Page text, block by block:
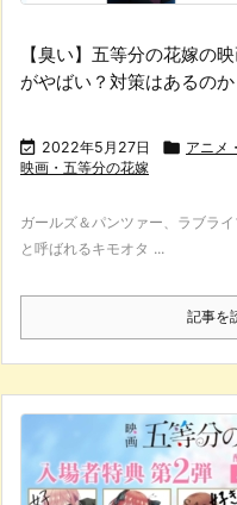
【臭い】五等分の花嫁の
がやばい？対策はあるのか
 2022年5月27日  アニメ
映画・五等分の花嫁
ガールズ＆パンツァー、ラブラ
と呼ばれるキモオタ ...
記事を